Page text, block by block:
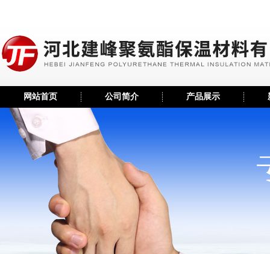
网站首页 公司简介 产品展示